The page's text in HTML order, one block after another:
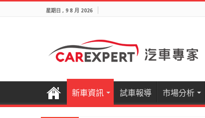
星期日 , 9 8 月 2026
新車資訊 試車報導 市場分析